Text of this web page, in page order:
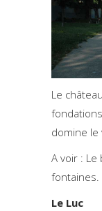
Le
domine le
A voir :
fontaines.
Le Luc